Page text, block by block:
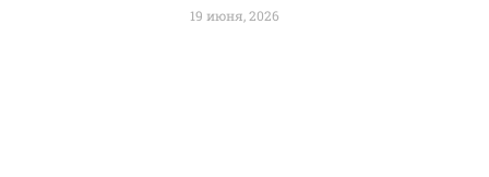
19 июня, 2026